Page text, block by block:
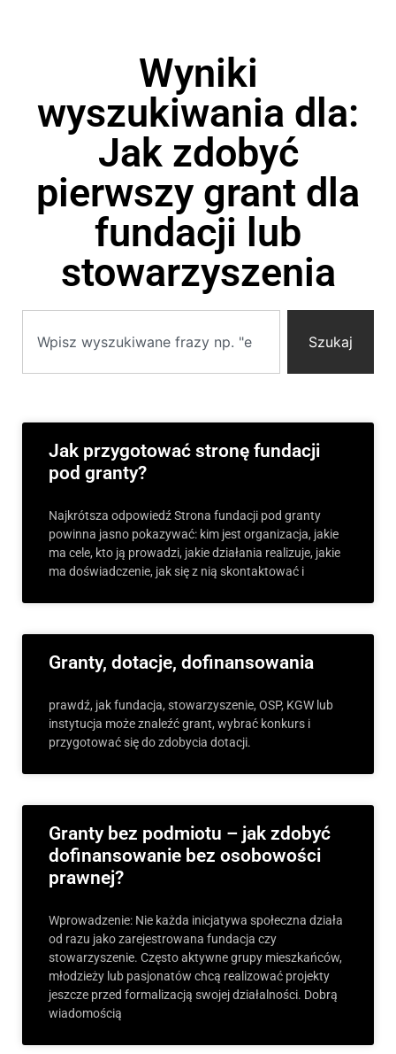
Wyniki
wyszukiwania dla:
Jak zdobyć
pierwszy grant dla
fundacji lub
stowarzyszenia
Szukaj
Jak przygotować stronę fundacji
pod granty?
Najkrótsza odpowiedź Strona fundacji pod granty
powinna jasno pokazywać: kim jest organizacja, jakie
ma cele, kto ją prowadzi, jakie działania realizuje, jakie
ma doświadczenie, jak się z nią skontaktować i
Granty, dotacje, dofinansowania
prawdź, jak fundacja, stowarzyszenie, OSP, KGW lub
instytucja może znaleźć grant, wybrać konkurs i
przygotować się do zdobycia dotacji.
Granty bez podmiotu – jak zdobyć
dofinansowanie bez osobowości
prawnej?
Wprowadzenie: Nie każda inicjatywa społeczna działa
od razu jako zarejestrowana fundacja czy
stowarzyszenie. Często aktywne grupy mieszkańców,
młodzieży lub pasjonatów chcą realizować projekty
jeszcze przed formalizacją swojej działalności. Dobrą
wiadomością